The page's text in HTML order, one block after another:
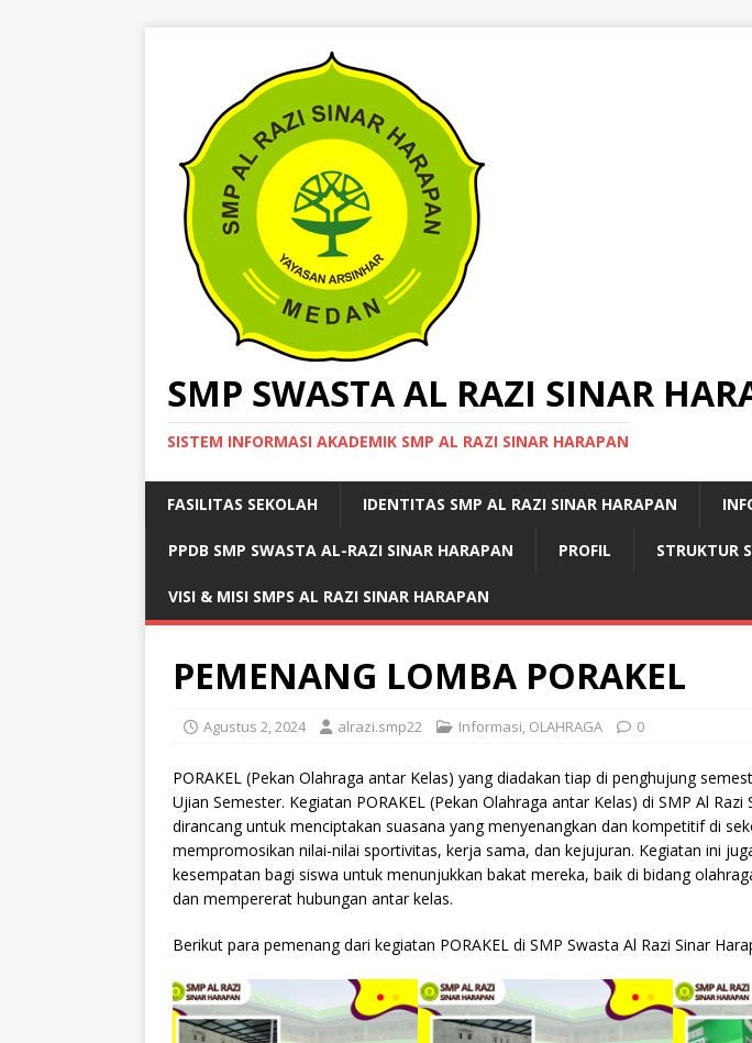
SMP SWASTA AL RAZI SINAR
SISTEM INFORMASI AKADEMIK SMP AL RAZI SINAR HARAPAN
FASILITAS SEKOLAH IDENTITAS SMP AL RAZI SINAR HARAPAN
PPDB SMP SWASTA AL-RAZI SINAR HARAPAN PROFIL STRUKTUR
VISI & MISI SMPS AL RAZI SINAR HARAPAN
PEMENANG LOMBA PORAKEL
Agustus 2, 2024 alrazi.smp22 Informasi, OLAHRAGA 0
PORAKEL (Pekan Olahraga antar Kelas) yang diadakan tiap di penghujung
Ujian Semester. Kegiatan PORAKEL (Pekan Olahraga antar Kelas) di SMP Al Razi
dirancang untuk menciptakan suasana yang menyenangkan dan kompetitif di
mempromosikan nilai-nilai sportivitas, kerja sama, dan kejujuran. Kegiatan ini
kesempatan bagi siswa untuk menunjukkan bakat mereka, baik di bidang
dan mempererat hubungan antar kelas.
Berikut para pemenang dari kegiatan PORAKEL di SMP Swasta Al Razi Sinar